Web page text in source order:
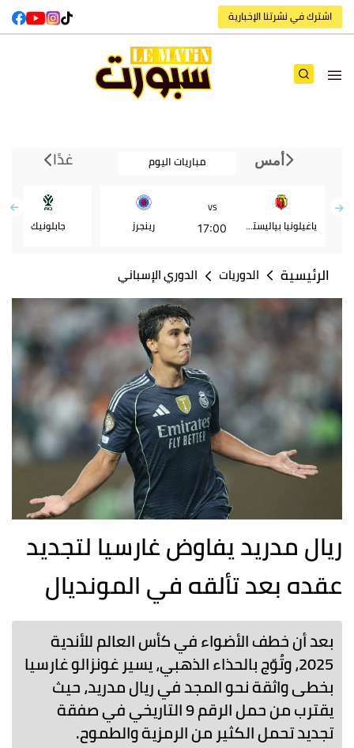
اشترك في نشرتنا الإخبارية
أمس مباريات اليوم غدًا
ياغيلونيا بياليستوك
VS
17:00 رينجرز جابلونيك
الرئيسية الدوريات الدوري الإسباني
ريال مدريد يفاوض غارسيا لتجديد
عقده بعد تألقه في المونديال
بعد أن خطف الأضواء في كأس العالم للأندية
2025، وتُوّج بالحذاء الذهبي، يسير غونزالو غارسيا
بخطى واثقة نحو المجد في ريال مدريد، حيث
يقترب من حمل الرقم 9 التاريخي في صفقة
تجديد تحمل الكثير من الرمزية والطموح.